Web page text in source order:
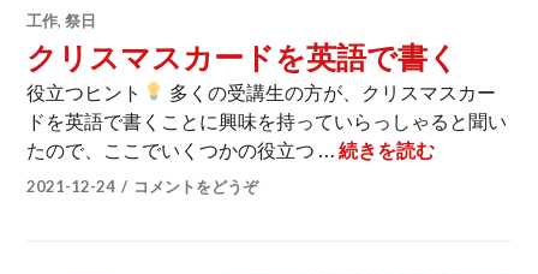
工作,祭日
クリスマスカードを英語で書く
役立つヒント
多くの受講生の方が、クリスマスカー
ドを英語で書くことに興味を持っていらっしゃると聞い
たので、ここでいくつかの役立つ …続きを読むクリスマス
2021-12-24 コメントをどうぞ